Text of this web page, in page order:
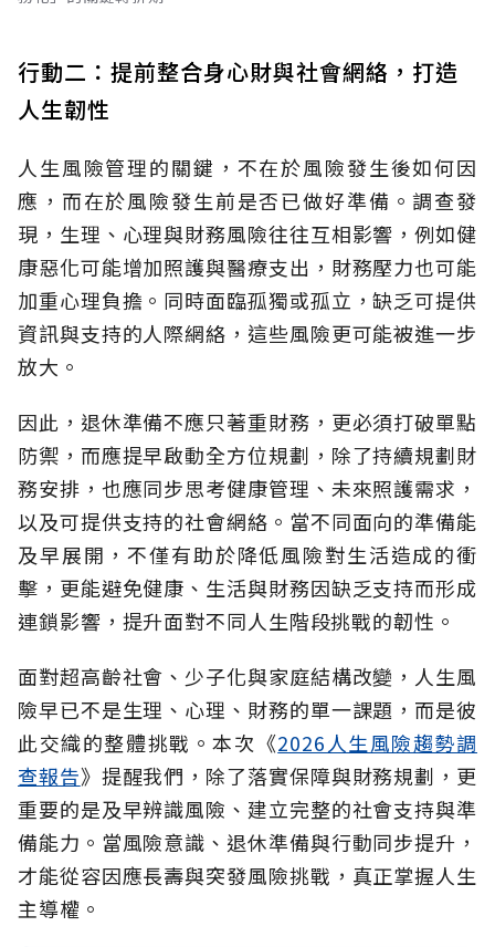
行動二：提前整合身心財與社會網絡，打造
人生韌性
人生風險管理的關鍵，不在於風險發生後如何因
應，而在於風險發生前是否已做好準備。調查發
現，生理、心理與財務風險往往互相影響，例如健
康惡化可能增加照護與醫療支出，財務壓力也可能
加重心理負擔。同時面臨孤獨或孤立，缺乏可提供
資訊與支持的人際網絡，這些風險更可能被進一步
放大。
因此，退休準備不應只著重財務，更必須打破單點
防禦，而應提早啟動全方位規劃，除了持續規劃財
務安排，也應同步思考健康管理、未來照護需求，
以及可提供支持的社會網絡。當不同面向的準備能
及早展開，不僅有助於降低風險對生活造成的衝
擊，更能避免健康、生活與財務因缺乏支持而形成
連鎖影響，提升面對不同人生階段挑戰的韌性。
面對超高齡社會、少子化與家庭結構改變，人生風
險早已不是生理、心理、財務的單一課題，而是彼
此交織的整體挑戰。本次《2026人生風險趨勢調
查報告》提醒我們，除了落實保障與財務規劃，更
重要的是及早辨識風險、建立完整的社會支持與準
備能力。當風險意識、退休準備與行動同步提升，
才能從容因應長壽與突發風險挑戰，真正掌握人生
主導權。